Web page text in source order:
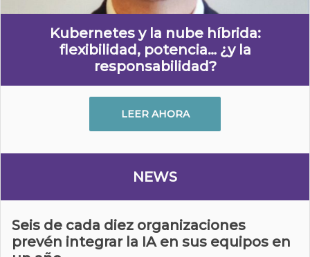
Kubernetes y la nube híbrida:
flexibilidad, potencia… ¿y la
responsabilidad?
LEER AHORA
NEWS
Seis de cada diez organizaciones
prevén integrar la IA en sus equipos en